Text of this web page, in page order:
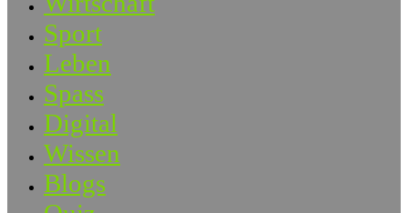
Sport
Leben
Spass
Digital
Wissen
Blogs